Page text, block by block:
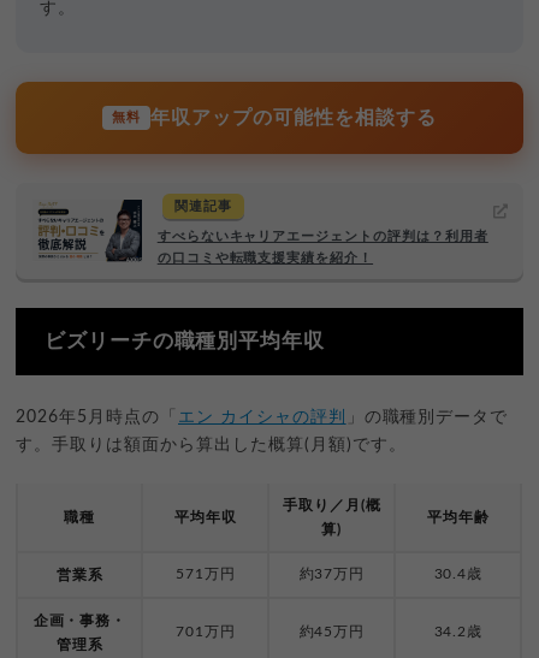
す。
無料 年収アップの可能性を相談する
関連記事
すべらないキャリアエージェントの評判は？利用者
の口コミや転職支援実績を紹介！
ビズリーチの職種別平均年収
2026年5月時点の「 エン カイシャの評判
」の職種別データで
す。手取りは額面から算出した概算(月額)です。
職種 平均年収
手取り／月(概
算)
平均年齢
営業系 571万円 約37万円 30.4歳
企画・事務・
管理系
701万円 約45万円 34.2歳